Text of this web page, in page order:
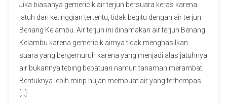
Jika biasanya gemericik air terjun bersuara keras karena
jatuh dari ketinggian tertentu, tidak begitu dengan air terjun
Benang Kelambu. Air terjun ini dinamakan air terjun Benang
Kelambu karena gemericik airnya tidak menghasilkan
suara yang bergemuruh karena yang menjadi alas jatuhnya
air bukannya tebing bebatuan namun tanaman merambat.
Bentuknya lebih mirip hujan membuat air yang terhempas
[…]